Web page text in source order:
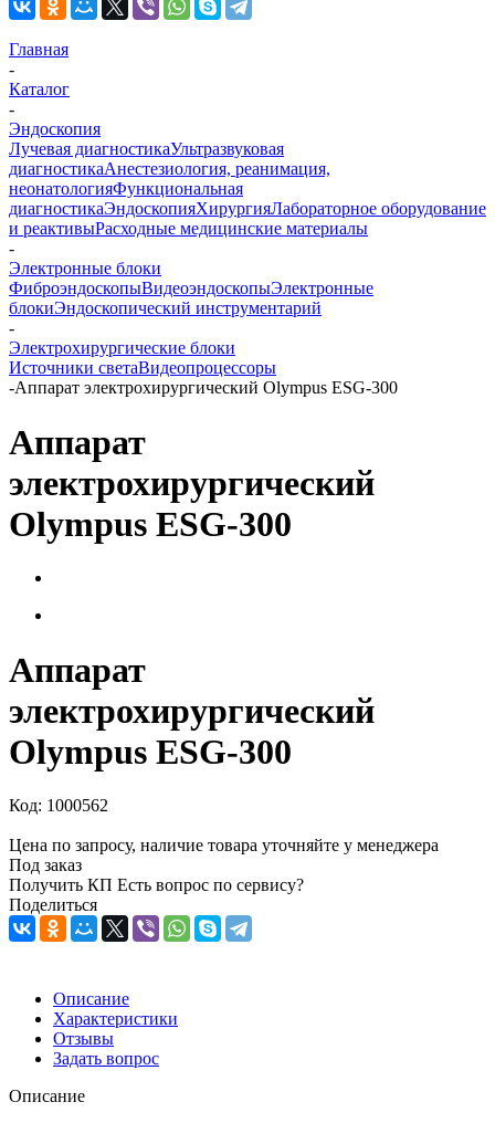
Главная
-
Каталог
-
Эндоскопия
Лучевая диагностикаУльтразвуковая
диагностикаАнестезиология, реанимация,
неонатологияФункциональная
диагностикаЭндоскопияХирургияЛабораторное оборудование
и реактивыРасходные медицинские материалы
-
Электронные блоки
ФиброэндоскопыВидеоэндоскопыЭлектронные
блокиЭндоскопический инструментарий
-
Электрохирургические блоки
Источники светаВидеопроцессоры
-Аппарат электрохирургический Olympus ESG-300
Аппарат
электрохирургический
Olympus ESG-300
Аппарат
электрохирургический
Olympus ESG-300
Код: 1000562
Цена по запросу, наличие товара уточняйте у менеджера
Под заказ
Получить КП Есть вопрос по сервису?
Поделиться
Описание
Характеристики
Отзывы
Задать вопрос
Описание